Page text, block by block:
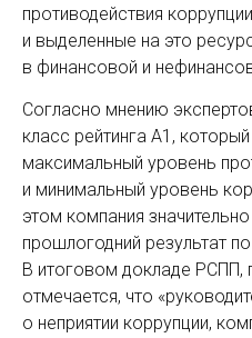
противодействия
и выделенные на это
в финансовой и
Согласно мнению
класс рейтинга А1,
максимальный уровень
и минимальный уровень
этом компания
прошлогодний результат
В итоговом докладе РСПП,
отмечается, что
о неприятии коррупции,